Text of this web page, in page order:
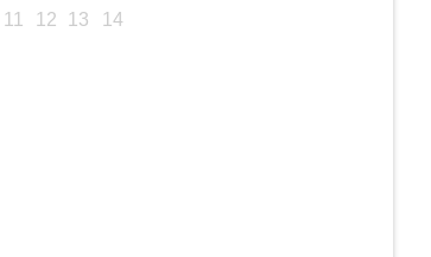
11 12 13 14